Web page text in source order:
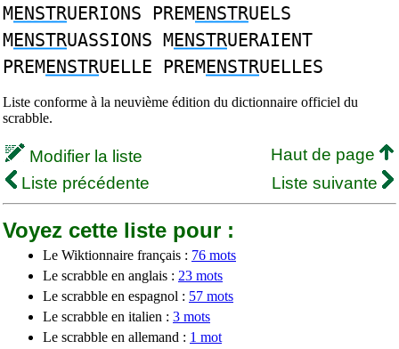
MENSTRUERIONS PREMENSTRUELS
MENSTRUASSIONS MENSTRUERAIENT
PREMENSTRUELLE PREMENSTRUELLES
Liste conforme à la neuvième édition du dictionnaire officiel du
scrabble.
Modifier la liste
Haut de page
Liste précédente
Liste suivante
Voyez cette liste pour :
Le Wiktionnaire français : 76 mots
Le scrabble en anglais : 23 mots
Le scrabble en espagnol : 57 mots
Le scrabble en italien : 3 mots
Le scrabble en allemand : 1 mot